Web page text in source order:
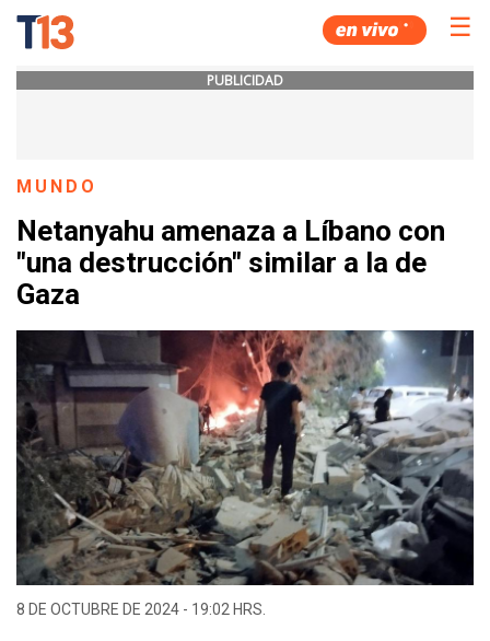
☰
PUBLICIDAD
MUNDO
Netanyahu amenaza a Líbano con
"una destrucción" similar a la de
Gaza
8 DE OCTUBRE DE 2024 - 19:02 HRS.